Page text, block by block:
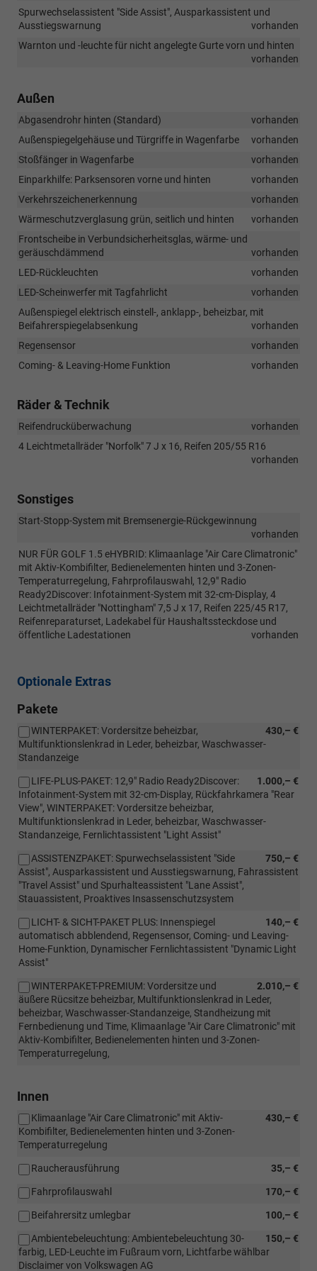
Spurwechselassistent "Side Assist", Ausparkassistent und
Ausstiegswarnung
vorhanden
Warnton und -leuchte für nicht angelegte Gurte vorn und hinten
vorhanden
Außen
Abgasendrohr hinten (Standard)
vorhanden
Außenspiegelgehäuse und Türgriffe in Wagenfarbe
vorhanden
Stoßfänger in Wagenfarbe
vorhanden
Einparkhilfe: Parksensoren vorne und hinten
vorhanden
Verkehrszeichenerkennung
vorhanden
Wärmeschutzverglasung grün, seitlich und hinten
vorhanden
Frontscheibe in Verbundsicherheitsglas, wärme- und
geräuschdämmend
vorhanden
LED-Rückleuchten
vorhanden
LED-Scheinwerfer mit Tagfahrlicht
vorhanden
Außenspiegel elektrisch einstell-, anklapp-, beheizbar, mit
Beifahrerspiegelabsenkung
vorhanden
Regensensor
vorhanden
Coming- & Leaving-Home Funktion
vorhanden
Räder & Technik
Reifendrucküberwachung
vorhanden
4 Leichtmetallräder "Norfolk" 7 J x 16, Reifen 205/55 R16
vorhanden
Sonstiges
Start-Stopp-System mit Bremsenergie-Rückgewinnung
vorhanden
NUR FÜR GOLF 1.5 eHYBRID: Klimaanlage "Air Care Climatronic"
mit Aktiv-Kombifilter, Bedienelementen hinten und 3-Zonen-
Temperaturregelung, Fahrprofilauswahl, 12,9" Radio
Ready2Discover: Infotainment-System mit 32-cm-Display, 4
Leichtmetallräder "Nottingham" 7,5 J x 17, Reifen 225/45 R17,
Reifenreparaturset, Ladekabel für Haushaltssteckdose und
öffentliche Ladestationen
vorhanden
Optionale Extras
Pakete
430,– €
WINTERPAKET: Vordersitze beheizbar,
Multifunktionslenkrad in Leder, beheizbar, Waschwasser-
Standanzeige
1.000,– €
LIFE-PLUS-PAKET: 12,9" Radio Ready2Discover:
Infotainment-System mit 32-cm-Display, Rückfahrkamera "Rear
View", WINTERPAKET: Vordersitze beheizbar,
Multifunktionslenkrad in Leder, beheizbar, Waschwasser-
Standanzeige, Fernlichtassistent "Light Assist"
750,– €
ASSISTENZPAKET: Spurwechselassistent "Side
Assist", Ausparkassistent und Ausstiegswarnung, Fahrassistent
"Travel Assist" und Spurhalteassistent "Lane Assist",
Stauassistent, Proaktives Insassenschutzsystem
140,– €
LICHT- & SICHT-PAKET PLUS: Innenspiegel
automatisch abblendend, Regensensor, Coming- und Leaving-
Home-Funktion, Dynamischer Fernlichtassistent "Dynamic Light
Assist"
2.010,– €
WINTERPAKET-PREMIUM: Vordersitze und
äußere Rücsitze beheizbar, Multifunktionslenkrad in Leder,
beheizbar, Waschwasser-Standanzeige, Standheizung mit
Fernbedienung und Time, Klimaanlage "Air Care Climatronic" mit
Aktiv-Kombifilter, Bedienelementen hinten und 3-Zonen-
Temperaturregelung,
Innen
430,– €
Klimaanlage "Air Care Climatronic" mit Aktiv-
Kombifilter, Bedienelementen hinten und 3-Zonen-
Temperaturregelung
35,– €
Raucherausführung
170,– €
Fahrprofilauswahl
100,– €
Beifahrersitz umlegbar
150,– €
Ambientebeleuchtung: Ambientebeleuchtung 30-
farbig, LED-Leuchte im Fußraum vorn, Lichtfarbe wählbar
Disclaimer von Volkswagen AG